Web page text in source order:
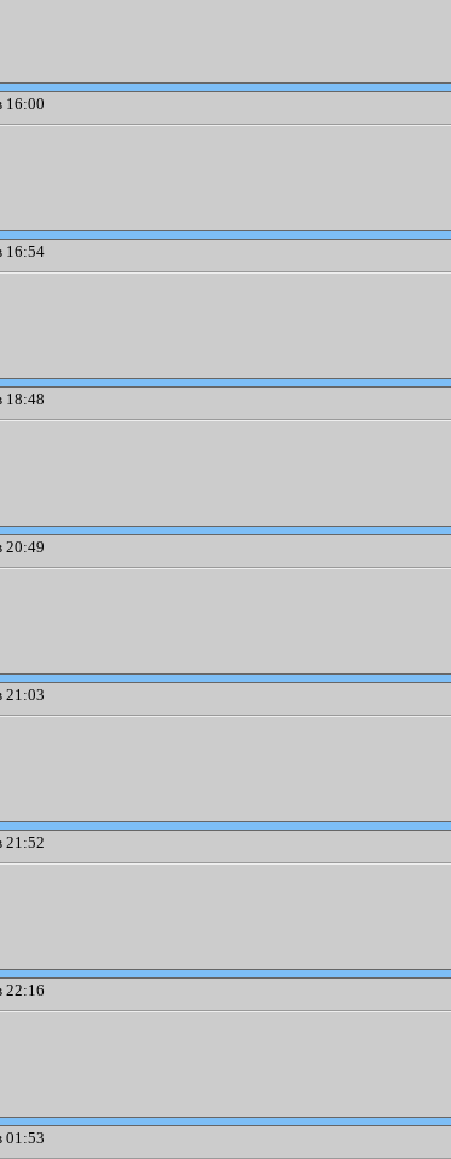
16:00
16:54
18:48
20:49
21:03
21:52
22:16
01:53